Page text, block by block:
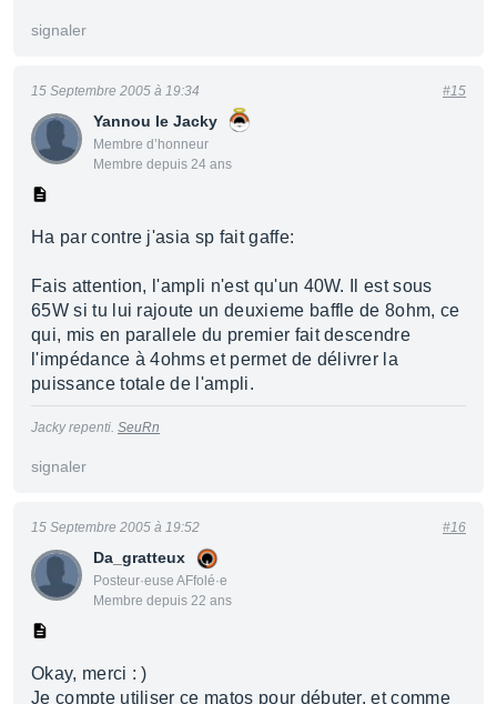
signaler
Yannou le Jacky
Membre d’honneur
Membre depuis 24 ans
15 Septembre 2005 à 19:34 #15
Ha par contre j'asia sp fait gaffe:
Fais attention, l'ampli n'est qu'un 40W. Il est sous
65W si tu lui rajoute un deuxieme baffle de 8ohm, ce
qui, mis en parallele du premier fait descendre
l'impédance à 4ohms et permet de délivrer la
puissance totale de l'ampli.
Jacky repenti. SeuRn
signaler
Da_gratteux
Posteur·euse AFfolé·e
Membre depuis 22 ans
15 Septembre 2005 à 19:52 #16
Okay, merci : )
Je compte utiliser ce matos pour débuter, et comme